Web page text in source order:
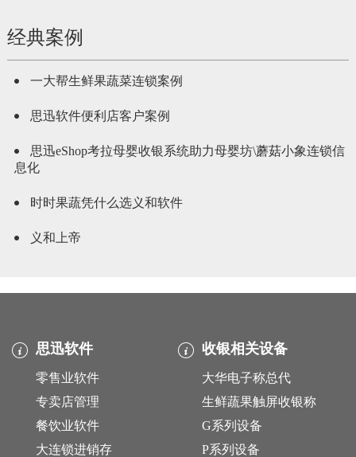
经典案例
一大帮生鲜果蔬菜连锁案例
思迅软件便利店客户案例
思迅eShop考拉母婴收银系统助力母婴坊\蘑菇小象连锁信
息化
时时果蔬凭什么选义和软件
义和上帝
思迅软件
零售业软件
专卖店管理
餐饮业软件
大连锁进销存
收银相关设备
大华电子称总代
生鲜蔬果触屏收银称
G系列设备
P系列设备